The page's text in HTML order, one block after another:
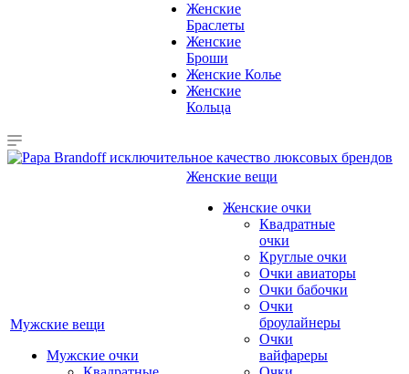
Женские
Браслеты
Женские
Броши
Женские Колье
Женские
Кольца
Мужские вещи
Мужские очки
Женские вещи
Женские очки
Квадратные
очки
Круглые очки
Очки авиаторы
Очки бабочки
Очки
броулайнеры
Очки
вайфареры